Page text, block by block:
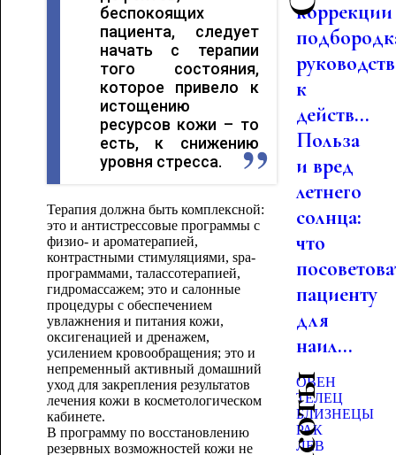
беспокоящих
пациента, следует
начать с терапии
того состояния,
которое привело к
истощению
ресурсов кожи – то
есть, к снижению
уровня стресса.
Терапия должна быть комплексной:
это и антистрессовые программы с
физио- и ароматерапией,
контрастными стимуляциями, spa-
программами, талассотерапией,
гидромассажем; это и салонные
процедуры с обеспечением
увлажнения и питания кожи,
оксигенацией и дренажем,
усилением кровообращения; это и
непременный активный домашний
уход для закрепления результатов
лечения кожи в косметологическом
кабинете.
В программу по восстановлению
резервных возможностей кожи не
коррекции
к
действ...
Польза
и вред
летнего
солнца:
что
пациенту
для
наил...
ОВЕН
ТЕЛЕЦ
БЛИЗНЕЦЫ
РАК
ЛЕВ